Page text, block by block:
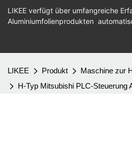
LIKEE verfügt über umfangreiche
Aluminiumfolienprodukten
LIKEE Produkt Maschine zur
H-Typ Mitsubishi PLC-Steuerung